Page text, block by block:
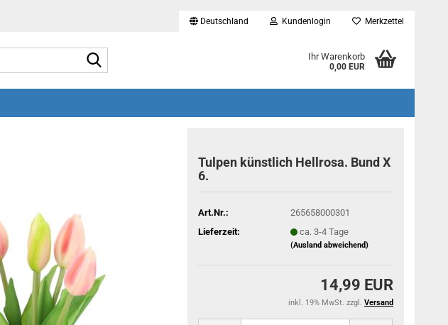
Deutschland Kundenlogin Merkzettel
Ihr Warenkorb
0,00 EUR
Tulpen künstlich Hellrosa. Bund X
6.
Art.Nr.:
265658000301
Lieferzeit:
ca. 3-4 Tage
(Ausland abweichend)
14,99 EUR
inkl. 19% MwSt. zzgl. Versand